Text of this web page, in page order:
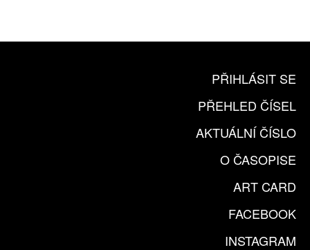
PŘIHLÁSIT SE
PŘEHLED ČÍSEL
AKTUÁLNÍ ČÍSLO
O ČASOPISE
ART CARD
FACEBOOK
INSTAGRAM